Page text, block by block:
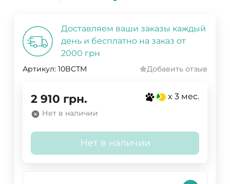
Доставляем ваши заказы каждый
день и бесплатно на заказ от
2000 грн
Артикул: 10BCTM Добавить отзыв
2 910 грн. x 3 мес.
Нет в наличии
Нет в наличии